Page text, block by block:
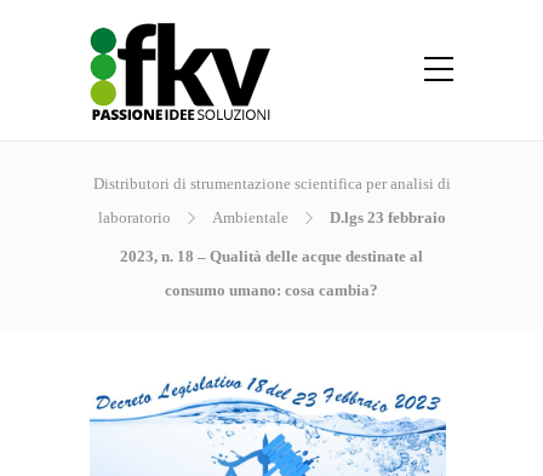
Distributori di strumentazione scientifica per analisi di
laboratorio
Ambientale D.lgs 23 febbraio
2023, n. 18 – Qualità delle acque destinate al
consumo umano: cosa cambia?